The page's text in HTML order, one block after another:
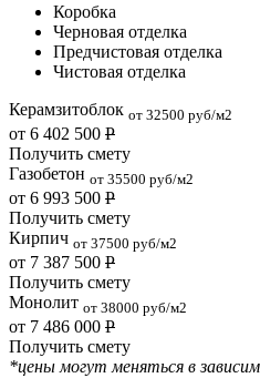
Коробка
Черновая отделка
Предчистовая отделка
Чистовая отделка
Керамзитоблок от 32500 руб/м2
от 6 402 500 Р
Получить смету
Газобетон от 35500 руб/м2
от 6 993 500 Р
Получить смету
Кирпич от 37500 руб/м2
от 7 387 500 Р
Получить смету
Монолит от 38000 руб/м2
от 7 486 000 Р
Получить смету
*цены могут меняться в